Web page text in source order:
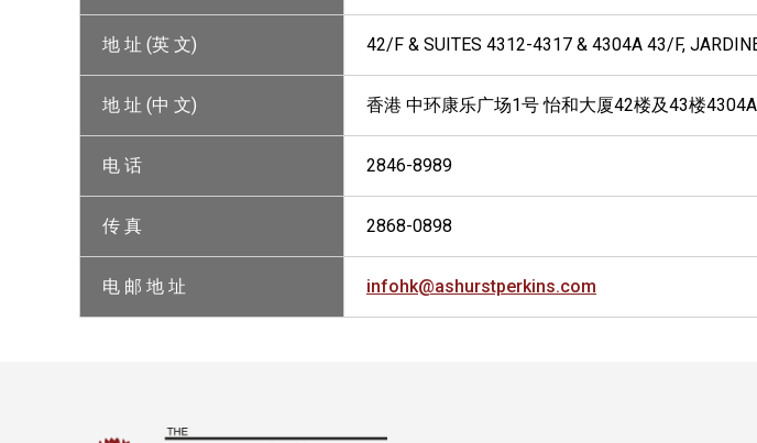
地 址 (英 文) 42/F & SUITES 4312-4317 & 4304A 43/F,
地 址 (中 文) 香港 中环康乐广场1号 怡和大厦42楼及43楼
电 话 2846-8989
传 真 2868-0898
电 邮 地 址 infohk@ashurstperkins.com